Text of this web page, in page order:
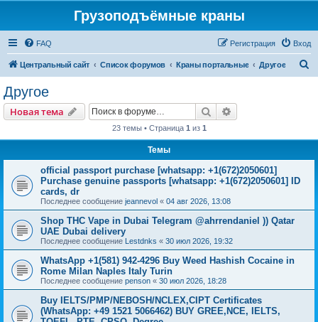
Грузоподъёмные краны
FAQ Вход
Регистрация
Центральный сайт Список форумов Краны портальные Другое
Другое
Новая тема Поиск
23 темы • Страница 1 из 1
Темы
official passport purchase [whatsapp: +1(672)2050601]
Purchase genuine passports [whatsapp: +1(672)2050601] ID
cards, dr
Последнее сообщение jeannevol « 04 авг 2026, 13:08
Shop THC Vape in Dubai Telegram @ahrrendaniel )) Qatar
UAE Dubai delivery
Последнее сообщение Lestdnks « 30 июл 2026, 19:32
WhatsApp +1(581) 942-4296 Buy Weed Hashish Cocaine in
Rome Milan Naples Italy Turin
Последнее сообщение penson « 30 июл 2026, 18:28
Buy IELTS/PMP/NEBOSH/NCLEX,CIPT Certificates
(WhatsApp: +49 1521 5066462) BUY GREE,NCE, IELTS,